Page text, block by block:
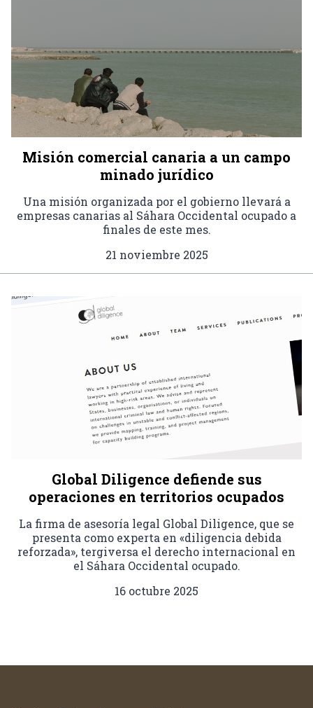
Misión comercial canaria a un campo
minado jurídico
Una misión organizada por el gobierno llevará a
empresas canarias al Sáhara Occidental ocupado a
finales de este mes.
21 noviembre 2025
Global Diligence defiende sus
operaciones en territorios ocupados
La firma de asesoría legal Global Diligence, que se
presenta como experta en «diligencia debida
reforzada», tergiversa el derecho internacional en
el Sáhara Occidental ocupado.
16 octubre 2025